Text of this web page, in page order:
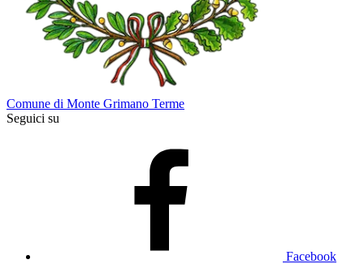
Comune di Monte Grimano Terme
Seguici su
Facebook